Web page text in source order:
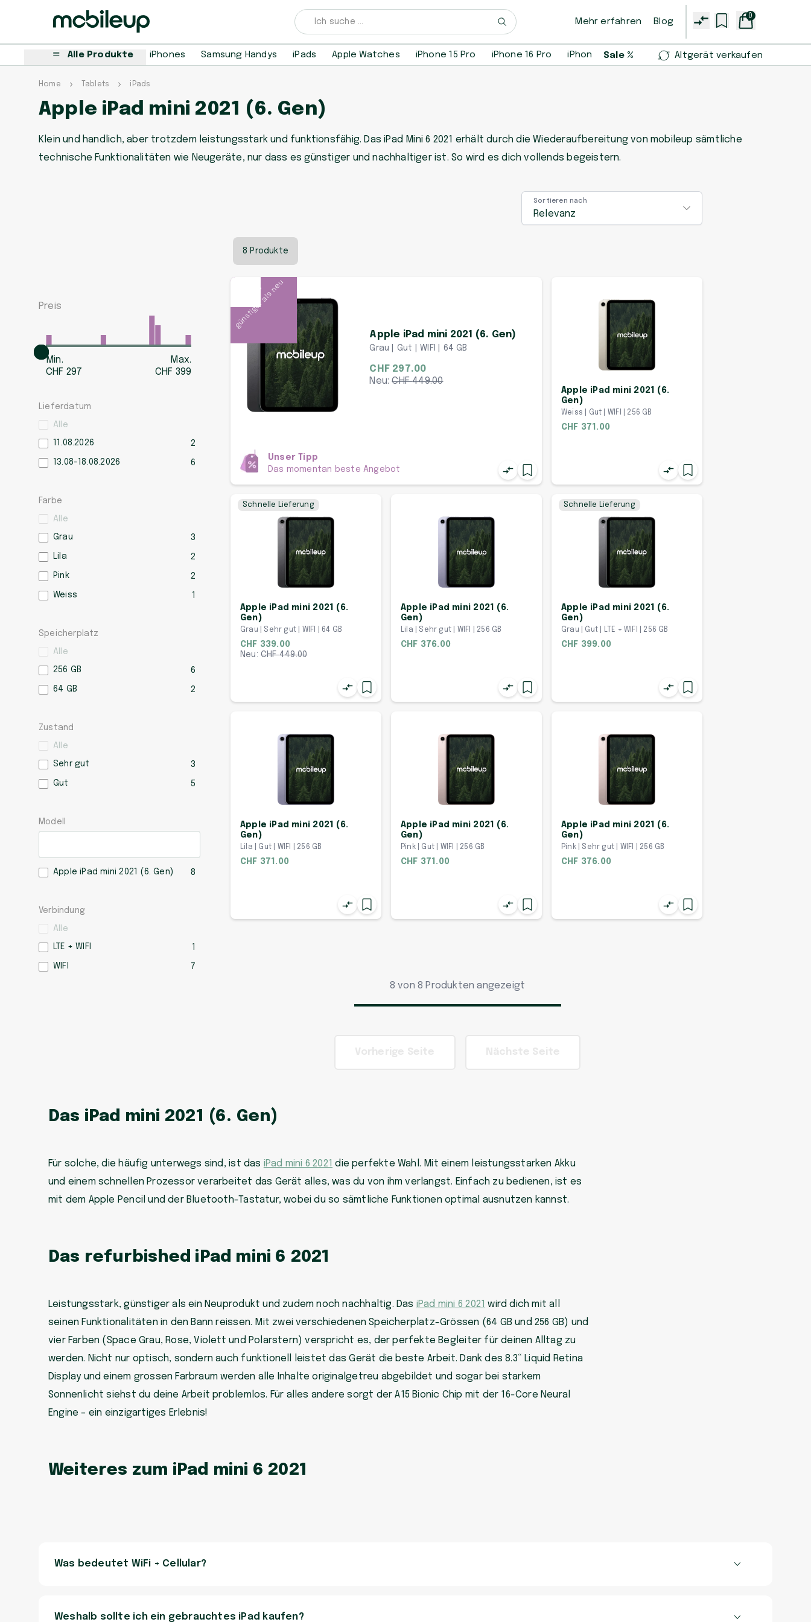
Mehr erfahren Blog
0
Alle Produkte iPhones Samsung Handys iPads Apple Watches iPhone 15 Pro iPhone 16 Pro iPhone 14 Pro iPhone 13 mini Samsung Galaxy
Sale % Altgerät verkaufen
Home Tablets iPads
Apple iPad mini 2021 (6. Gen)
Klein und handlich, aber trotzdem leistungsstark und funktionsfähig. Das iPad Mini 6 2021 erhält durch die Wiederaufbereitung von mobileup sämtliche
technische Funktionalitäten wie Neugeräte, nur dass es günstiger und nachhaltiger ist. So wird es dich vollends begeistern.
Preis
Min.
CHF 297
Max.
CHF 399
Lieferdatum
Alle
11.08.2026 2
13.08-18.08.2026 6
Farbe
Alle
Grau 3
Lila 2
Pink 2
Weiss
Speicherplatz
Alle
256 GB 6
64 GB 2
Zustand
Alle
Sehr gut 3
Gut 5
Modell
Apple iPad mini 2021 (6. Gen) 8
Verbindung
Alle
LTE + WIFI 1
WIFI 7
Sortieren nach
Relevanz
8 Produkte
-34 %
günstiger als neu
Apple iPad mini 2021 (6. Gen)
Grau | Gut | WIFI | 64 GB
CHF 297.00
Neu:CHF449.00
Unser Tipp
Das momentan beste Angebot
Apple iPad mini 2021 (6.
Gen)
Weiss | Gut | WIFI | 256 GB
CHF 371.00
Schnelle Lieferung
Apple iPad mini 2021 (6.
Gen)
Grau | Sehr gut | WIFI | 64 GB
CHF 339.00
Neu:CHF449.00
Apple iPad mini 2021 (6.
Gen)
Lila | Sehr gut | WIFI | 256 GB
CHF 376.00
Schnelle Lieferung
Apple iPad mini 2021 (6.
Gen)
Grau | Gut | LTE + WIFI | 256 GB
CHF 399.00
Apple iPad mini 2021 (6.
Gen)
Lila | Gut | WIFI | 256 GB
CHF 371.00
Apple iPad mini 2021 (6.
Gen)
Pink | Gut | WIFI | 256 GB
CHF 371.00
Apple iPad mini 2021 (6.
Gen)
Pink | Sehr gut | WIFI | 256 GB
CHF 376.00
8 von 8 Produkten angezeigt
Das iPad mini 2021 (6. Gen)
Für solche, die häufig unterwegs sind, ist das iPad mini 6 2021 die perfekte Wahl. Mit einem leistungsstarken Akku
und einem schnellen Prozessor verarbeitet das Gerät alles, was du von ihm verlangst. Einfach zu bedienen, ist es
mit dem Apple Pencil und der Bluetooth-Tastatur, wobei du so sämtliche Funktionen optimal ausnutzen kannst.
Das refurbished iPad mini 6 2021
Leistungsstark, günstiger als ein Neuprodukt und zudem noch nachhaltig. Das iPad mini 6 2021 wird dich mit all
seinen Funktionalitäten in den Bann reissen. Mit zwei verschiedenen Speicherplatz-Grössen (64 GB und 256 GB) und
vier Farben (Space Grau, Rose, Violett und Polarstern) verspricht es, der perfekte Begleiter für deinen Alltag zu
werden. Nicht nur optisch, sondern auch funktionell leistet das Gerät die beste Arbeit. Dank des 8.3“ Liquid Retina
Display und einem grossen Farbraum werden alle Inhalte originalgetreu abgebildet und sogar bei starkem
Sonnenlicht siehst du deine Arbeit problemlos. Für alles andere sorgt der A15 Bionic Chip mit der 16-Core Neural
Engine – ein einzigartiges Erlebnis!
Weiteres zum iPad mini 6 2021
Was bedeutet WiFi + Cellular?
Weshalb sollte ich ein gebrauchtes iPad kaufen?